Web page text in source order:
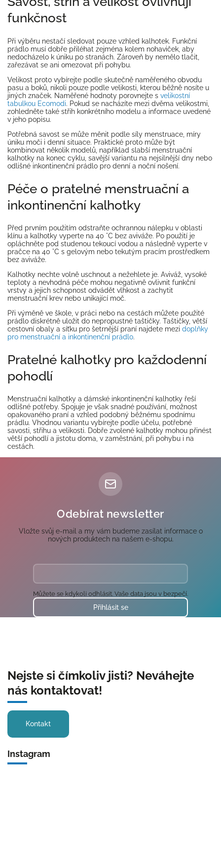
funkčnost
Při výběru nestačí sledovat pouze vzhled kalhotek. Funkční
prádlo musí dobře přiléhat zejména kolem nohaviček, aby
nedocházelo k úniku po stranách. Zároveň by nemělo tlačit,
zařezávat se ani omezovat při pohybu.
Velikost proto vybírejte podle skutečně naměřeného obvodu
pasu a boků, nikoli pouze podle velikosti, kterou běžně nosíte u
jiných značek. Naměřené hodnoty porovnejte s velikostní
tabulkou Ecomodi. Pokud se nacházíte mezi dvěma velikostmi,
zohledněte také střih konkrétního modelu a informace uvedené
v jeho popisu.
Potřebná savost se může měnit podle síly menstruace, míry
úniku moči i denní situace. Praktické proto může být
kombinovat několik modelů, například slabší menstruační
kalhotky na konec cyklu, savější variantu na nejsilnější dny nebo
odlišné inkontinenční prádlo pro denní a noční nošení.
Péče o pratelné menstruační a
inkontinenční kalhotky
Před prvním použitím odstraňte ochrannou nálepku v oblasti
klínu a kalhotky vyperte na 40 °C bez aviváže. Po použití je
opláchněte pod studenou tekoucí vodou a následně vyperte v
pračce na 40 °C s gelovým nebo tekutým pracím prostředkem
bez aviváže.
Kalhotky nechte volně uschnout a nežehlete je. Aviváž, vysoké
teploty a nevhodná péče mohou negativně ovlivnit funkční
vrstvy a jejich schopnost odvádět vlhkost a zachytit
menstruační krev nebo unikající moč.
Při výměně ve škole, v práci nebo na cestách můžete použité
prádlo diskrétně uložit do nepropustné taštičky. Taštičky, větší
cestovní obaly a síťku pro šetrnější praní najdete mezi doplňky
pro menstruační a inkontinenční prádlo.
Pratelné kalhotky pro každodenní
pohodlí
Menstruační kalhotky a dámské inkontinenční kalhotky řeší
odlišné potřeby. Spojuje je však snadné používání, možnost
opakovaného praní a vzhled podobný běžnému spodnímu
prádlu. Vhodnou variantu vybírejte podle účelu, potřebné
savosti, střihu a velikosti. Dobře zvolené kalhotky mohou přinést
větší pohodlí a jistotu doma, v zaměstnání, při pohybu i na
cestách.
Odebírat newsletter
Vložte svůj e-mail a my vám budeme zasílat informace o
nových produktech na našem e-shopu.
Můžete se kdykoli odhlásit. Vaše data jsou v bezpečí.
Přihlásit se
Nejste si čímkoliv jisti? Neváhejte
nás kontaktovat!
Kontakt
Instagram